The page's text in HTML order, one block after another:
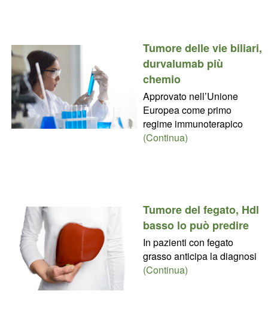
Tumore delle vie biliari,
durvalumab più
chemio
Approvato nell’Unione
Europea come primo
regime immunoterapico
(Continua)
Tumore del fegato, Hdl
basso lo può predire
In pazienti con fegato
grasso anticipa la diagnosi
(Continua)